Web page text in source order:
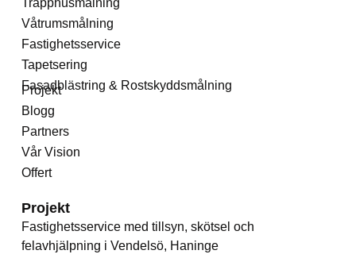
Våtrumsmålning
Fastighetsservice
Tapetsering
Fasadblästring & Rostskyddsmålning
Projekt
Blogg
Partners
Vår Vision
Offert
Projekt
Fastighetsservice med tillsyn, skötsel och
felavhjälpning i Vendelsö, Haninge